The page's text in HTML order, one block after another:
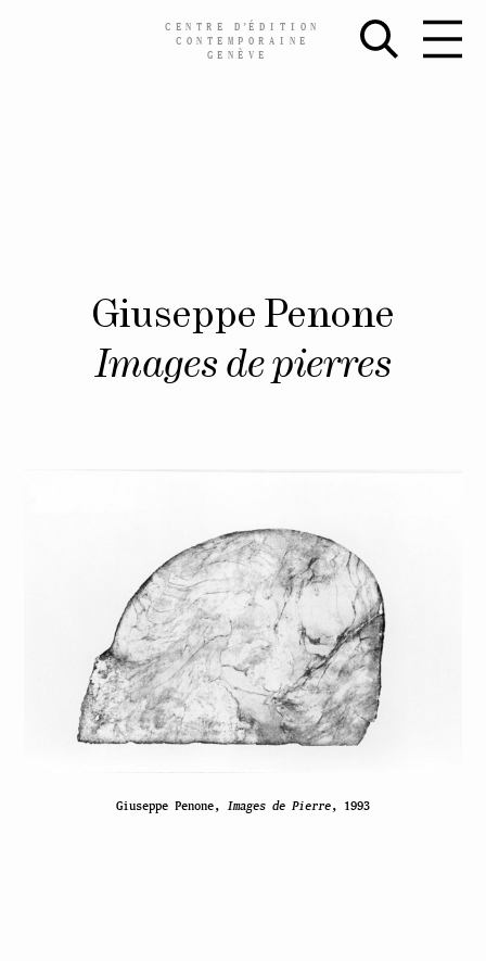
CENTRE D’ÉDITION
CONTEMPORAINE
GENÈVE
Giuseppe Penone
Images de pierres
Giuseppe Penone, Images de Pierre, 1993